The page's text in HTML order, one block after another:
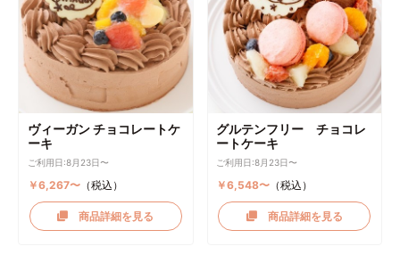
ヴィーガン チョコレートケ
ーキ
ご利用日:8月23日〜
￥6,267〜（税込）
商品詳細を見る
グルテンフリー チョコレ
ートケーキ
ご利用日:8月23日〜
￥6,548〜 （税込）
商品詳細を見る